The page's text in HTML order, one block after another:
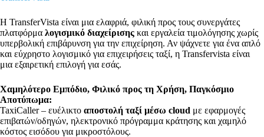
Η TransferVista είναι μια ελαφριά, φιλική προς τους συνεργάτες
πλατφόρμα λογισμικό διαχείρισης και εργαλεία τιμολόγησης χωρίς
υπερβολική επιβάρυνση για την επιχείρηση. Αν ψάχνετε για ένα απλό
και εύχρηστο λογισμικό για επιχειρήσεις ταξί, η Transfervista είναι
μια εξαιρετική επιλογή για εσάς.
Χαμηλότερο Εμπόδιο, Φιλικό προς τη Χρήση, Παγκόσμιο
Αποτύπωμα:
TaxiCaller – ευέλικτο αποστολή ταξί μέσω cloud με εφαρμογές
επιβατών/οδηγών, ηλεκτρονικό πρόγραμμα κράτησης και χαμηλό
κόστος εισόδου για μικροστόλους.